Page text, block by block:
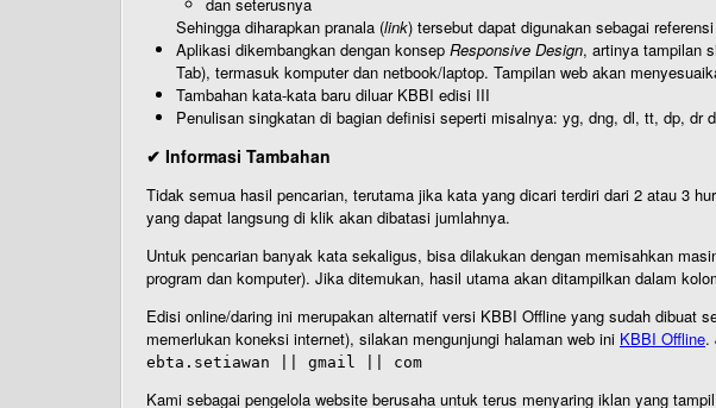
Sehingga diharapkan pranala (link) tersebut dapat digunakan sebagai
Aplikasi dikembangkan dengan konsep Responsive Design, artinya tampilan
Tab), termasuk komputer dan netbook/laptop. Tampilan web akan
Tambahan kata-kata baru diluar KBBI edisi III
Penulisan singkatan di bagian definisi seperti misalnya: yg, dng, dl, tt, dp,
✔ Informasi Tambahan
Tidak semua hasil pencarian, terutama jika kata yang dicari terdiri dari 2 atau 3
yang dapat langsung di klik akan dibatasi jumlahnya.
Untuk pencarian banyak kata sekaligus, bisa dilakukan dengan memisahkan
program dan komputer). Jika ditemukan, hasil utama akan ditampilkan dalam
Edisi online/daring ini merupakan alternatif versi KBBI Offline yang sudah dibuat
memerlukan koneksi internet), silakan mengunjungi halaman web ini KBBI Offline.
ebta.setiawan || gmail || com
Kami sebagai pengelola website berusaha untuk terus menyaring iklan yang